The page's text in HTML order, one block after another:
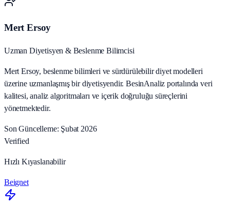
Mert Ersoy
Uzman Diyetisyen & Beslenme Bilimcisi
Mert Ersoy, beslenme bilimleri ve sürdürülebilir diyet modelleri
üzerine uzmanlaşmış bir diyetisyendir. BesinAnaliz portalında veri
kalitesi, analiz algoritmaları ve içerik doğruluğu süreçlerini
yönetmektedir.
Son Güncelleme: Şubat 2026
Verified
Hızlı Kıyaslanabilir
Beignet